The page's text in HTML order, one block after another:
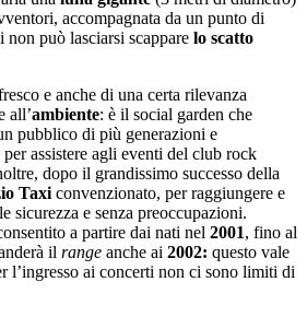
accompagnata da un punto di
non può lasciarsi scappare lo scatto
e anche di una certa rilevanza
all’ambiente: è il social garden che
pubblico di più generazioni e
assistere agli eventi del club rock
dopo il grandissimo successo della
Taxi convenzionato, per raggiungere e
sicurezza e senza preoccupazioni.
a partire dai nati nel 2001, fino al
il range anche ai 2002: questo vale
l’ingresso ai concerti non ci sono limiti di